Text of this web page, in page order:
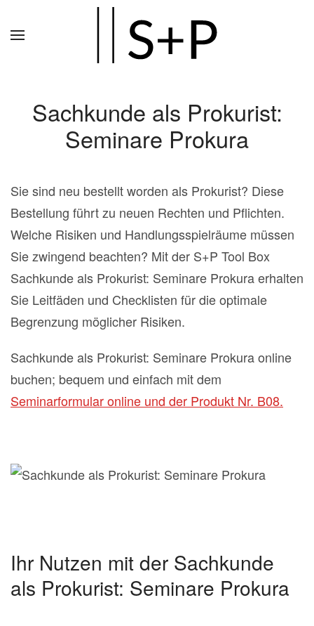
Sachkunde als Prokurist:
Seminare Prokura
Sie sind neu bestellt worden als Prokurist? Diese
Bestellung führt zu neuen Rechten und Pflichten.
Welche Risiken und Handlungsspielräume müssen
Sie zwingend beachten? Mit der S+P Tool Box
Sachkunde als Prokurist: Seminare Prokura erhalten
Sie Leitfäden und Checklisten für die optimale
Begrenzung möglicher Risiken.
Sachkunde als Prokurist: Seminare Prokura online
buchen; bequem und einfach mit dem
Seminarformular online und der Produkt Nr. B08.
Ihr Nutzen mit der Sachkunde
als Prokurist: Seminare Prokura